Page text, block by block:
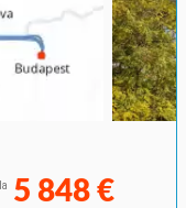
5 848 €